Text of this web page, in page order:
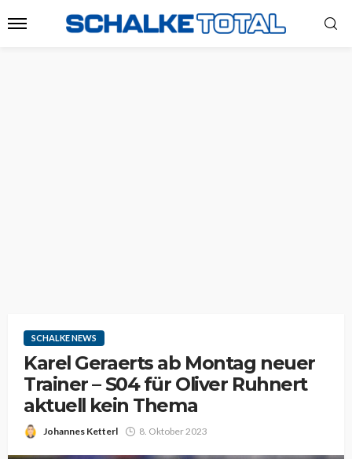
SCHALKE NEWS
Karel Geraerts ab Montag neuer
Trainer – S04 für Oliver Ruhnert
aktuell kein Thema
Johannes Ketterl 8. Oktober 2023